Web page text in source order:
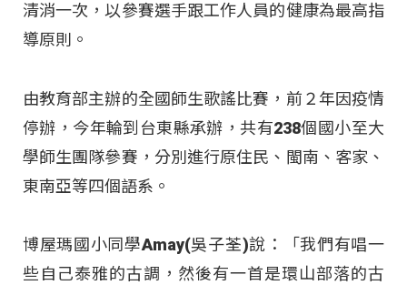
清消一次，以參賽選手跟工作人員的健康為最高指
導原則。
由教育部主辦的全國師生歌謠比賽，前２年因疫情
停辦，今年輪到台東縣承辦，共有238個國小至大
學師生團隊參賽，分別進行原住民、閩南、客家、
東南亞等四個語系。
博屋瑪國小同學Amay(吳子荃)說：「我們有唱一
些自己泰雅的古調，然後有一首是環山部落的古